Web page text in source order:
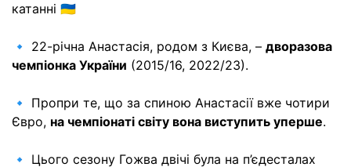
катанні 🇺🇦
🔹 22-річна Анастасія, родом з Києва, – дворазова
чемпіонка України (2015/16, 2022/23).
🔹 Пропри те, що за спиною Анастасії вже чотири
Євро, на чемпіонаті світу вона виступить уперше.
🔹 Цього сезону Гожва двічі була на п’єдесталах